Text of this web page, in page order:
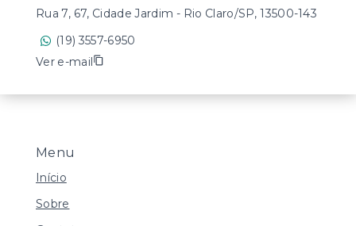
Menu
Início
Sobre
Rua 7, 67, Cidade Jardim - Rio Claro/SP, 13500-143
(19) 3557-6950
Ver e-mail